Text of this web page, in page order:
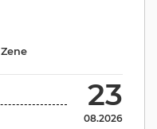
23
08.2026
Zene